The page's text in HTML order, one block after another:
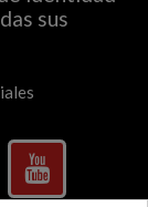
sus